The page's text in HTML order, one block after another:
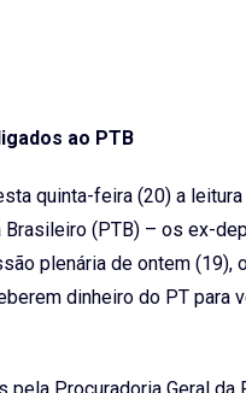
ao PTB
quinta-feira (20) a
(PTB) – os ex-
plenária de ontem (19),
dinheiro do PT para
Procuradoria Geral da